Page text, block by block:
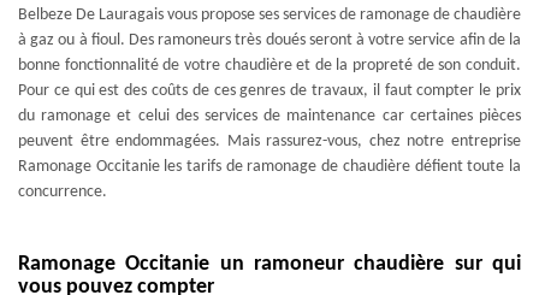
Belbeze De Lauragais vous propose ses services de ramonage de chaudière
à gaz ou à fioul. Des ramoneurs très doués seront à votre service afin de la
bonne fonctionnalité de votre chaudière et de la propreté de son conduit.
Pour ce qui est des coûts de ces genres de travaux, il faut compter le prix
du ramonage et celui des services de maintenance car certaines pièces
peuvent être endommagées. Mais rassurez-vous, chez notre entreprise
Ramonage Occitanie les tarifs de ramonage de chaudière défient toute la
concurrence.
Ramonage Occitanie un ramoneur chaudière sur qui
vous pouvez compter